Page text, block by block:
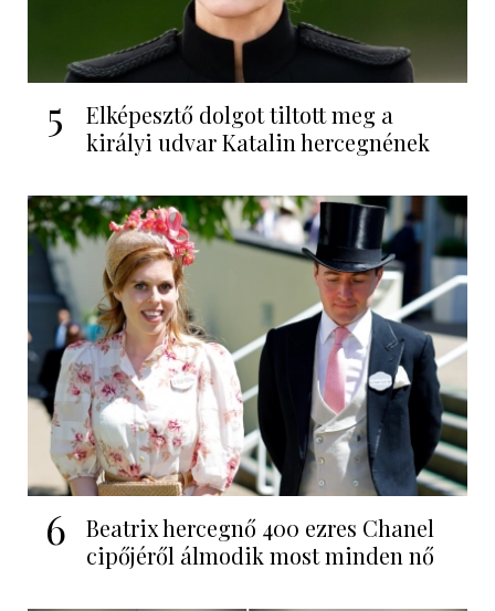
5
Elképesztő dolgot tiltott meg a
királyi udvar Katalin hercegnének
6
Beatrix hercegnő 400 ezres Chanel
cipőjéről álmodik most minden nő